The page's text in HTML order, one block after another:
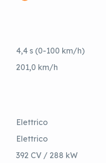
4,4 s (0-100 km/h)
201,0 km/h
Elettrico
Elettrico
392 CV / 288 kW